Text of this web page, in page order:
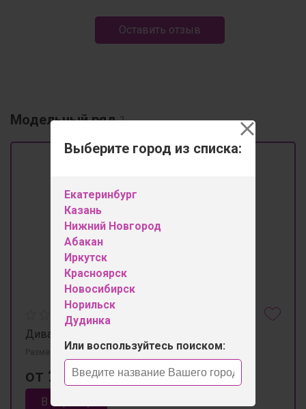
Выберите город из списка:
Екатеринбург
Казань
Нижний Новгород
Абакан
Иркутск
Красноярск
Новосибирск
Норильск
Дудинка
Или воспользуйтесь поиском:
Оставить отзыв
Модельный ряд 1
Диван "Кейс". 202*102h88
Размеры 2020мм×920мм×880мм
от 27 150 ₽
В корзину